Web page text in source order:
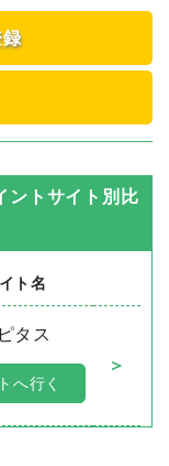
録
ントサイト別比
ト名
タス
＞
へ行く